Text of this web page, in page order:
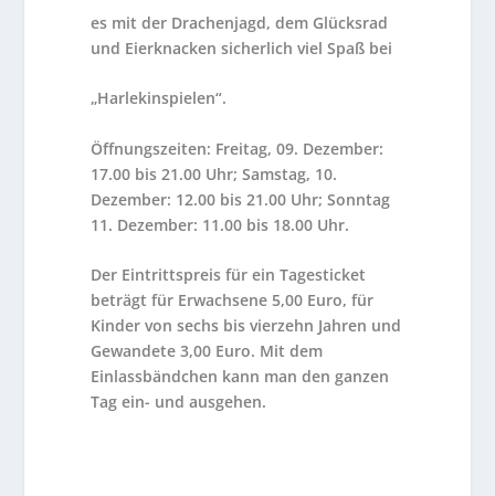
es mit der Drachenjagd, dem Glücksrad
und Eierknacken sicherlich viel Spaß bei
„Harlekinspielen“.
Öffnungszeiten: Freitag, 09. Dezember:
17.00 bis 21.00 Uhr; Samstag, 10.
Dezember: 12.00 bis 21.00 Uhr; Sonntag
11. Dezember: 11.00 bis 18.00 Uhr.
Der Eintrittspreis für ein Tagesticket
beträgt für Erwachsene 5,00 Euro, für
Kinder von sechs bis vierzehn Jahren und
Gewandete 3,00 Euro. Mit dem
Einlassbändchen kann man den ganzen
Tag ein- und ausgehen.